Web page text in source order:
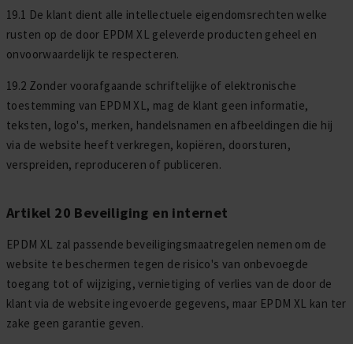
19.1 De klant dient alle intellectuele eigendomsrechten welke
rusten op de door EPDM XL geleverde producten geheel en
onvoorwaardelijk te respecteren.
19.2 Zonder voorafgaande schriftelijke of elektronische
toestemming van EPDM XL, mag de klant geen informatie,
teksten, logo's, merken, handelsnamen en afbeeldingen die hij
via de website heeft verkregen, kopiëren, doorsturen,
verspreiden, reproduceren of publiceren.
Artikel 20 Beveiliging en internet
EPDM XL zal passende beveiligingsmaatregelen nemen om de
website te beschermen tegen de risico's van onbevoegde
toegang tot of wijziging, vernietiging of verlies van de door de
klant via de website ingevoerde gegevens, maar EPDM XL kan ter
zake geen garantie geven.